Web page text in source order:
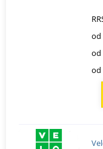
od
od
od